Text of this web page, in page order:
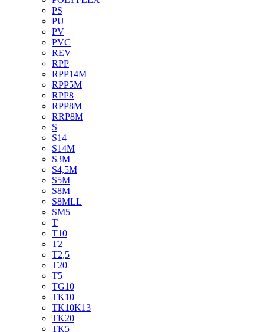
PS
PU
PV
PVC
REV
RPP
RPP14M
RPP5M
RPP8
RPP8M
RRP8M
S
S14
S14M
S3M
S4,5M
S5M
S8M
S8MLL
SM5
T
T10
T2
T2,5
T20
T5
TG10
TK10
TK10K13
TK20
TK5